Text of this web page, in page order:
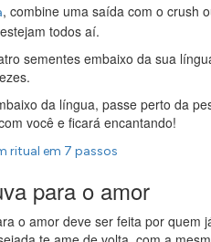
, combine uma saída com o crush
todos aí.
sementes embaixo da sua
da língua, passe perto da
você e ficará encantando!
ritual em 7 passos
para o amor
o amor deve ser feita por